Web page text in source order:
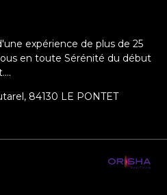
expérience de plus de 25
en toute Sérénité du début
84130 LE PONTET